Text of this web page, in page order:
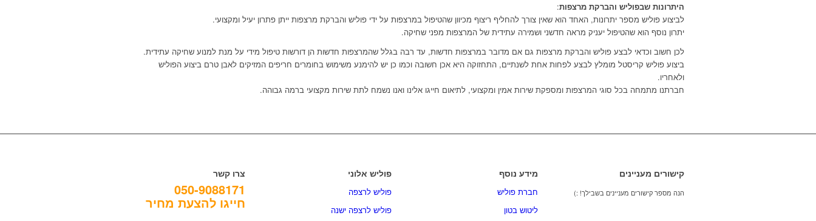
היתרונות שבפוליש והברקת מרצפות:
לביצוע פוליש מספר יתרונות, האחד הוא שאין צורך להחליף ריצוף מכיוון שהטיפול במרצפות על ידי פוליש והברקת מרצפות ייתן פתרון יעיל ומקצועי.
יתרון נוסף הוא שהטיפול יעניק מראה חדשני ושמירה עתידית של המרצפות מפני שחיקה.
לכן חשוב וכדאי לבצע פוליש והברקת מרצפות גם אם מדובר במרצפות חדשות, עד רבה בגלל שהמרצפות חדשות הן דורשות טיפול מידי על מנת למנוע שחיקה עתידית.
ביצוע פוליש קריסטל מומלץ לבצע לפחות אחת לשנתיים, התחזוקה היא אכן חשובה וכמו כן יש להימנע משימוש בחומרים חריפים המזיקים לאבן טרם ביצוע הפוליש
ולאחריו.
חברתנו מתמחה בכל סוגי המרצפות ומספקת שירות אמין ומקצועי, לתיאום חייגו אלינו ואנו נשמח לתת שירות מקצועי ברמה גבוהה.
קישורים מעניינים
הנה מספר קישורים מעניינים בשבילך! :)
מידע נוסף
חברת פוליש
ליטוש בטון
פוליש אלוני
פוליש לרצפה
פוליש לרצפה ישנה
צרו קשר
050-9088171
חייגו להצעת מחיר